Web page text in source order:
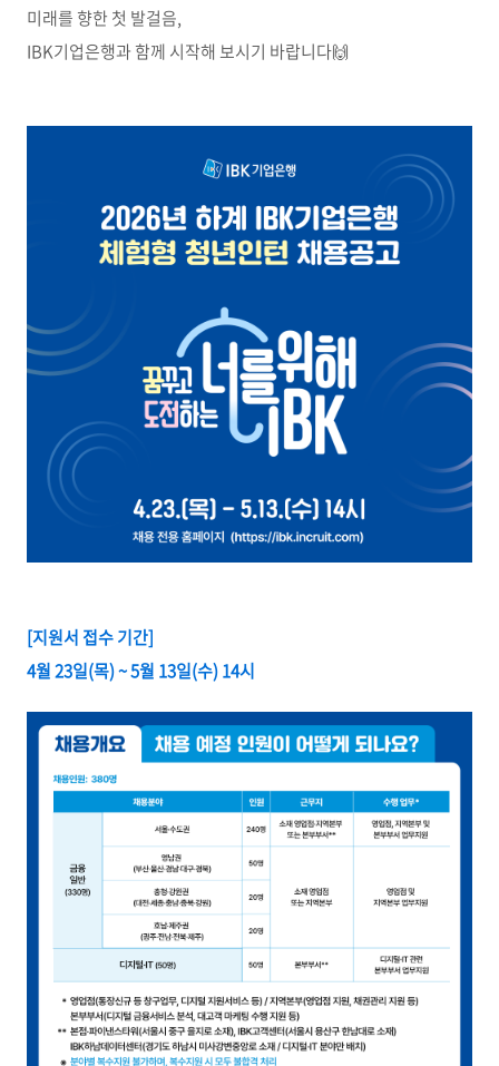
미래를 향한 첫 발걸음,
IBK기업은행과 함께 시작해 보시기 바랍니다🙌
[지원서 접수 기간]
4월 23일(목) ~ 5월 13일(수) 14시